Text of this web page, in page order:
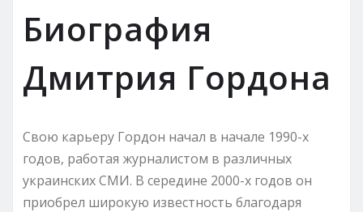
Биография
Дмитрия Гордона
Свою карьеру Гордон начал в начале 1990-х
годов, работая журналистом в различных
украинских СМИ. В середине 2000-х годов он
приобрел широкую известность благодаря